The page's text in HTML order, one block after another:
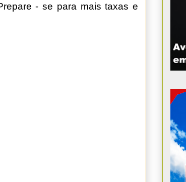
- se para mais taxas e